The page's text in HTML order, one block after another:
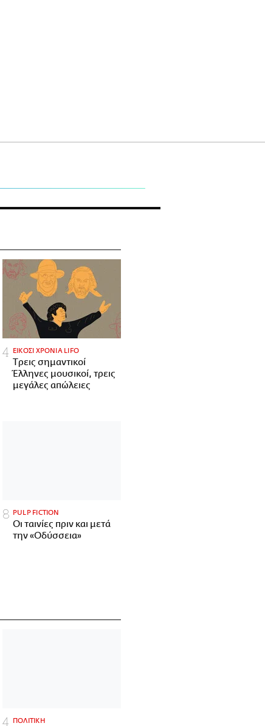
ΕΙΚΟΣΙ ΧΡΟΝΙΑ LIFO
Tρεις σημαντικοί
Έλληνες μουσικοί, τρεις
μεγάλες απώλειες
PULP FICTION
Οι ταινίες πριν και μετά
την «Οδύσσεια»
ΠΟΛΙΤΙΚΗ